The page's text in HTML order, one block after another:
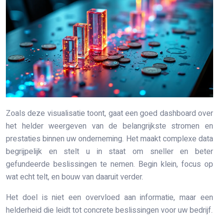
Zoals deze visualisatie toont, gaat een goed dashboard over
het helder weergeven van de belangrijkste stromen en
prestaties binnen uw onderneming. Het maakt complexe data
begrijpelijk en stelt u in staat om sneller en beter
gefundeerde beslissingen te nemen. Begin klein, focus op
wat echt telt, en bouw van daaruit verder.
Het doel is niet een overvloed aan informatie, maar een
helderheid die leidt tot concrete beslissingen voor uw bedrijf.